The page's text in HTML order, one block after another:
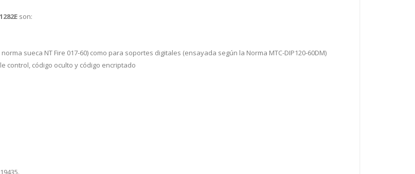
son:
sueca NT Fire 017-60) como para soportes digitales (ensayada según la Norma MTC-DIP120-60DM)
control, código oculto y código encriptado